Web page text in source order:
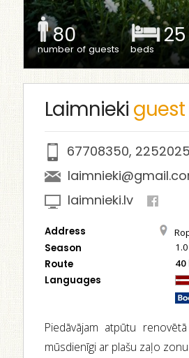
80
number of guests
25
beds
Laimnieki
67708350,
laimnieki.lv
Address
Season
Route 40
Languages
Piedāvājam atpūtu
mūsdienīgi ar plašu zaļo